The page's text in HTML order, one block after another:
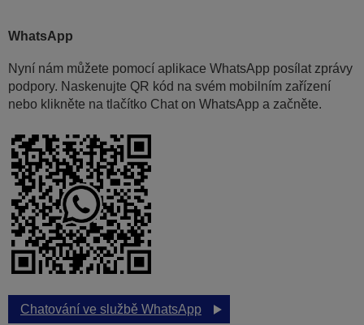
WhatsApp
Nyní nám můžete pomocí aplikace WhatsApp posílat zprávy
podpory. Naskenujte QR kód na svém mobilním zařízení
nebo klikněte na tlačítko Chat on WhatsApp a začněte.
Chatování ve službě WhatsApp